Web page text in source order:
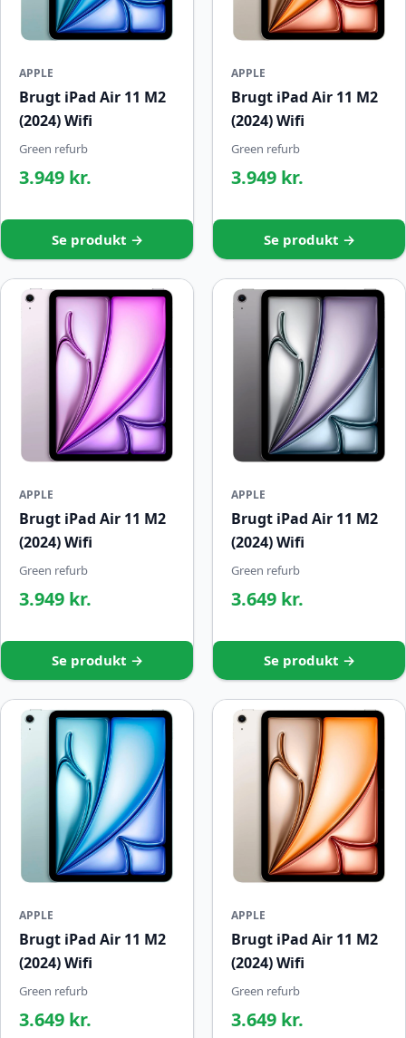
APPLE
Brugt iPad Air 11 M2
(2024) Wifi
Green refurb
3.949 kr.
Se produkt →
APPLE
Brugt iPad Air 11 M2
(2024) Wifi
Green refurb
3.949 kr.
Se produkt →
APPLE
Brugt iPad Air 11 M2
(2024) Wifi
Green refurb
3.949 kr.
Se produkt →
APPLE
Brugt iPad Air 11 M2
(2024) Wifi
Green refurb
3.649 kr.
Se produkt →
APPLE
Brugt iPad Air 11 M2
(2024) Wifi
Green refurb
3.649 kr.
APPLE
Brugt iPad Air 11 M2
(2024) Wifi
Green refurb
3.649 kr.